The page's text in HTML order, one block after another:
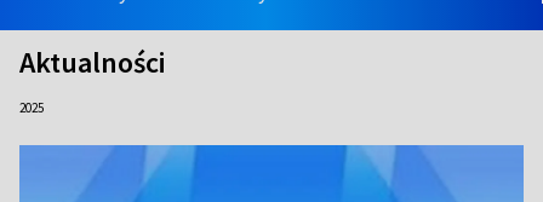
Aktualności
2025